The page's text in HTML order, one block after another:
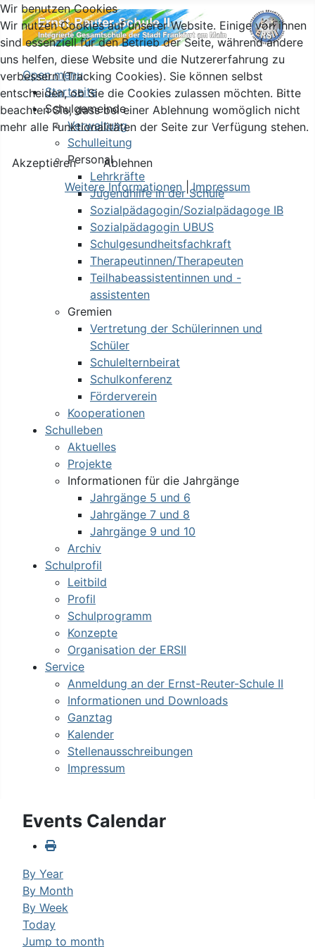
Open menu
Startseite
Schulgemeinde
Verwaltung
Schulleitung
Personal
Lehrkräfte
Jugendhilfe in der Schule
Sozialpädagogin/Sozialpädagoge IB
Sozialpädagogin UBUS
Schulgesundheitsfachkraft
Therapeutinnen/Therapeuten
Teilhabeassistentinnen und -
assistenten
Gremien
Vertretung der Schülerinnen und
Schüler
Schulelternbeirat
Schulkonferenz
Förderverein
Kooperationen
Schulleben
Aktuelles
Projekte
Informationen für die Jahrgänge
Jahrgänge 5 und 6
Jahrgänge 7 und 8
Jahrgänge 9 und 10
Archiv
Schulprofil
Leitbild
Profil
Schulprogramm
Konzepte
Organisation der ERSII
Service
Anmeldung an der Ernst-Reuter-Schule II
Informationen und Downloads
Ganztag
Kalender
Stellenausschreibungen
Impressum
Events Calendar
By Year
By Month
By Week
Today
Jump to month
Wir benutzen Cookies
Wir nutzen Cookies auf unserer Website. Einige von ihnen
sind essenziell für den Betrieb der Seite, während andere
uns helfen, diese Website und die Nutzererfahrung zu
verbessern (Tracking Cookies). Sie können selbst
entscheiden, ob Sie die Cookies zulassen möchten. Bitte
beachten Sie, dass bei einer Ablehnung womöglich nicht
mehr alle Funktionalitäten der Seite zur Verfügung stehen.
Akzeptieren
Ablehnen
Weitere Informationen |Impressum